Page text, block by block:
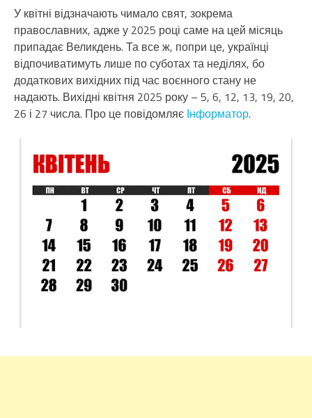
У квітні відзначають чимало свят, зокрема
православних, адже у 2025 році саме на цей місяць
припадає Великдень. Та все ж, попри це, українці
відпочиватимуть лише по суботах та неділях, бо
додаткових вихідних під час воєнного стану не
надають. Вихідні квітня 2025 року – 5, 6, 12, 13, 19, 20,
26 і 27 числа. Про це повідомляє Інформатор.